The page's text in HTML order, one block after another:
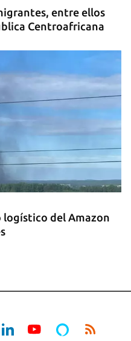
entre ellos
Centroafricana
del Amazon